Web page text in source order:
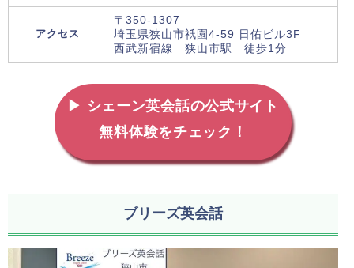
アクセス
〒350-1307
埼玉県狭山市祇園4-59 日佑ビル3F
西武新宿線 狭山市駅 徒歩1分
▶ シェーン英会話の公式サイト
無料体験をチェック！
ブリーズ英会話